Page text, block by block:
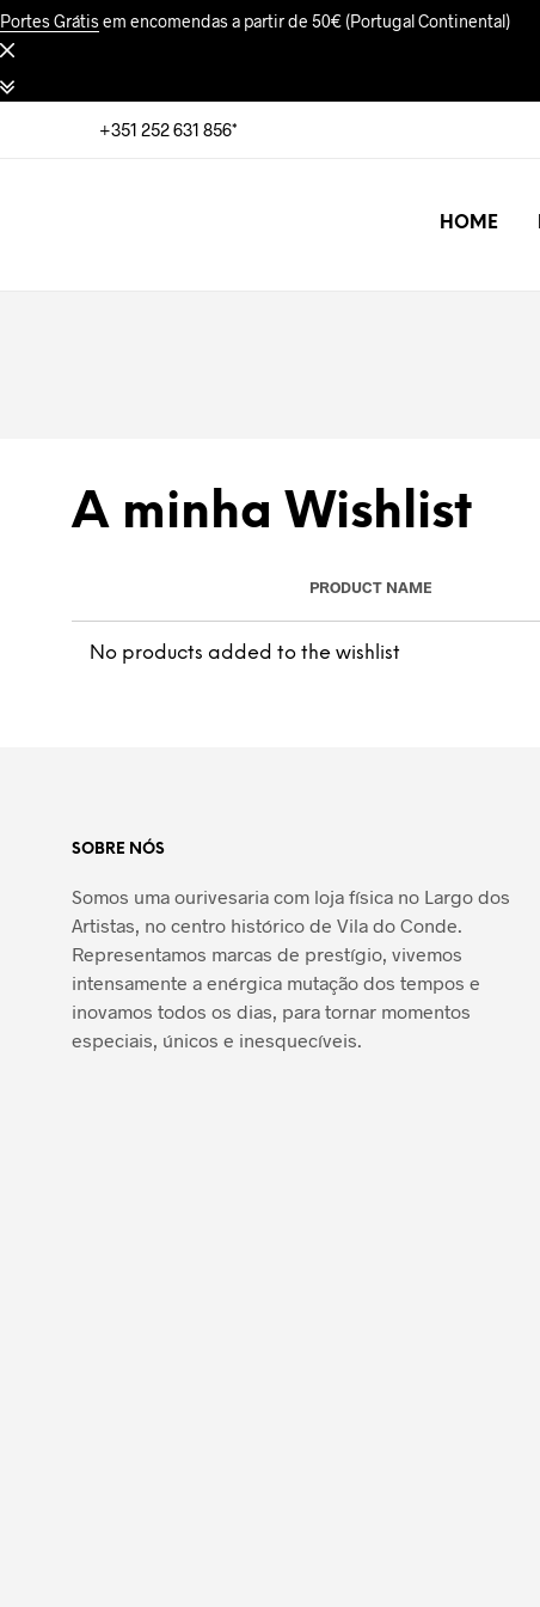
Portes Grátisem encomendas a partir de 50€ (Portugal Continental)
+351 252 631 856*
HOME
A minha Wishlist
PRODUCT NAME
No products added to the wishlist
SOBRE NÓS
Somos uma ourivesaria com loja física no Largo dos
Artistas, no centro histórico de Vila do Conde.
Representamos marcas de prestígio, vivemos
intensamente a enérgica mutação dos tempos e
inovamos todos os dias, para tornar momentos
especiais, únicos e inesquecíveis.